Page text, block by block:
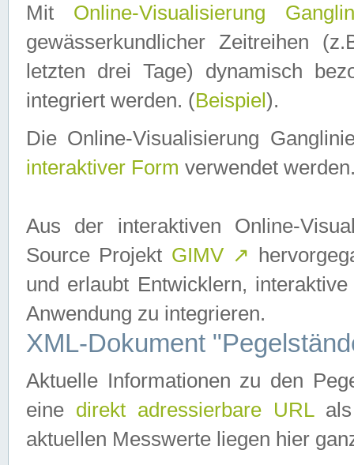
Mit Online-Visualisierung
gewässerkundlicher Zeitreihen
letzten drei Tage) dynamisch
integriert werden. (Beispiel ).
Die Online-Visualisierung
interaktiver Form verwendet
Aus der interaktiven Online-
Source Projekt GIMV ↗
und erlaubt Entwicklern,
Anwendung zu integrieren.
XML-Dokument
Aktuelle Informationen zu den
eine direkt adressierbare URLals
aktuellen Messwerte liegen hier